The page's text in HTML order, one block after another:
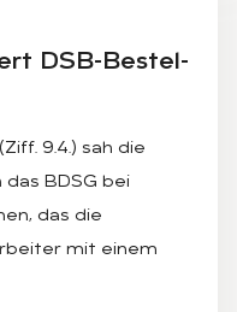
DSB-Be­stel­
9.4.) sah die
das BDSG bei
das die
mit einem